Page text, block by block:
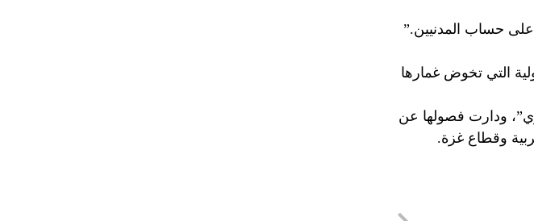
حساب المدنيين.”
التي تخوض غمارها
ودارت فصولها عن
وقطاع غزة.